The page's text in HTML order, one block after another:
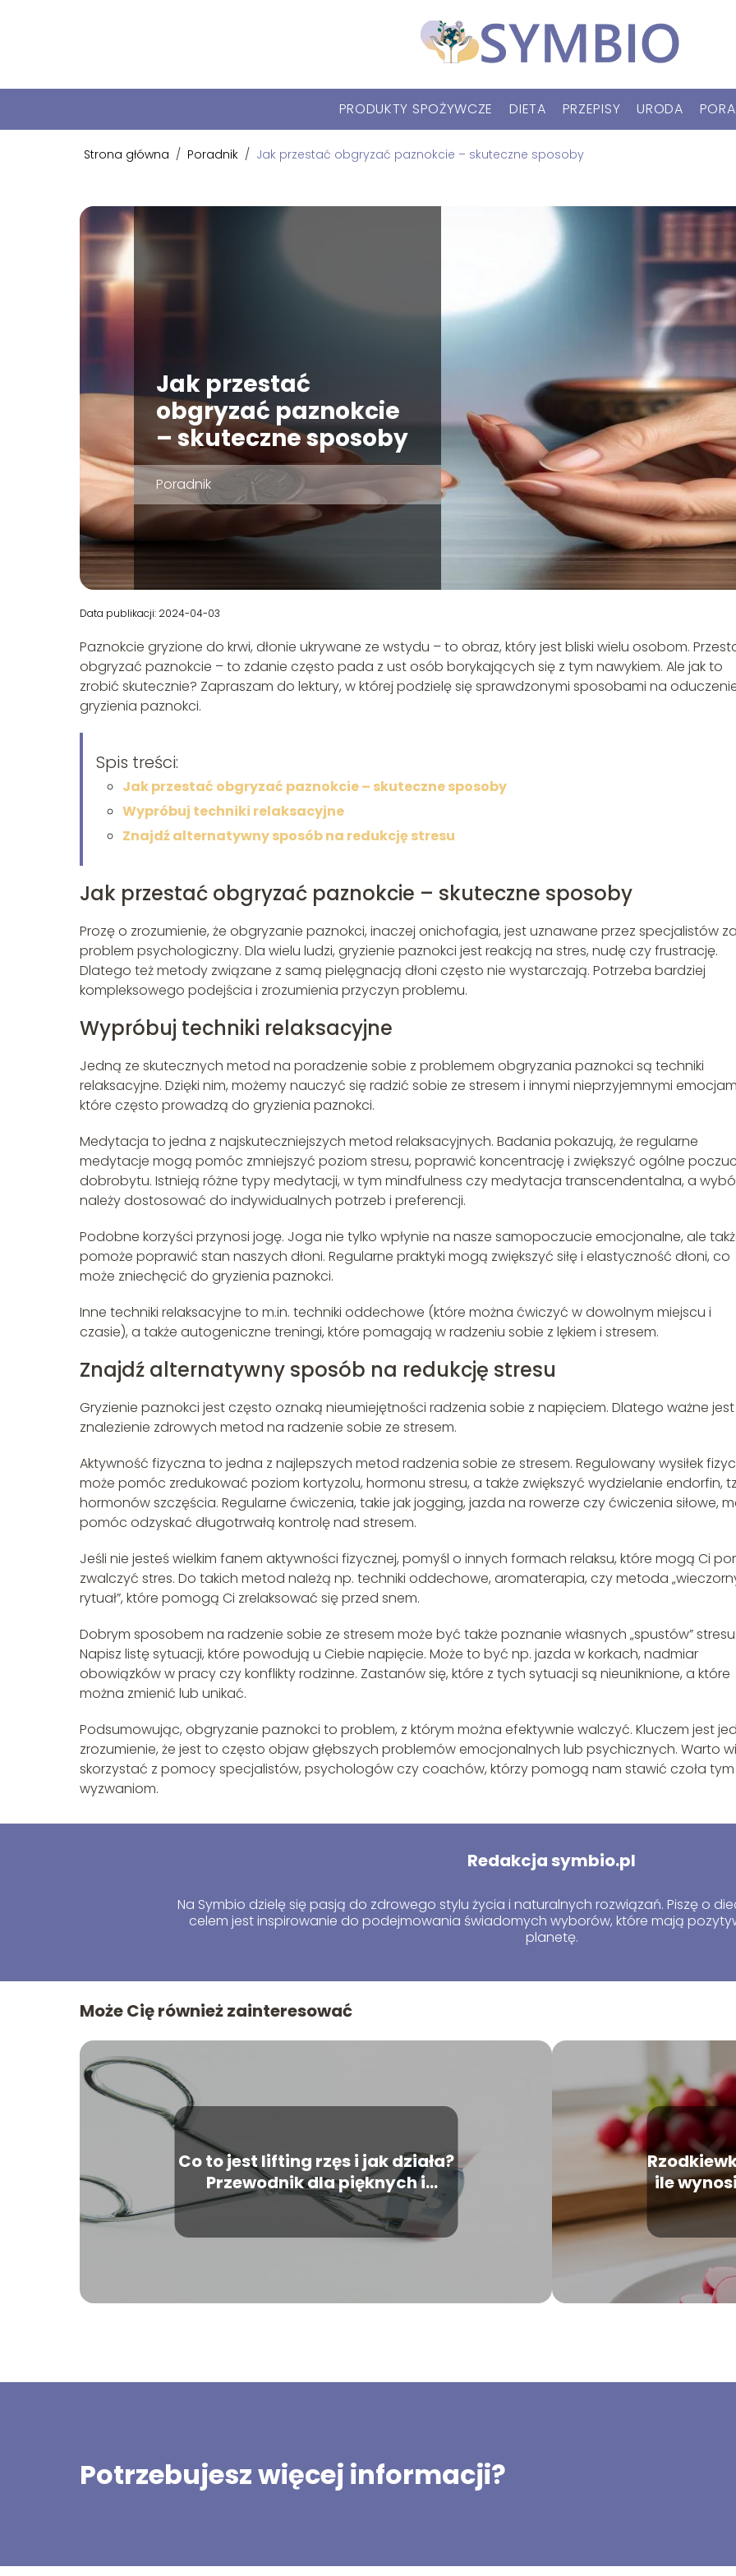
PRODUKTY SPOŻYWCZE DIETA PRZEPISY URODA
Strona główna / Poradnik / Jak przestać obgryzać paznokcie – skuteczne sposoby
Jak przestać
obgryzać paznokcie
– skuteczne sposoby
Poradnik
Data publikacji: 2024-04-03
Paznokcie gryzione do krwi, dłonie ukrywane ze wstydu – to obraz, który jest bliski wielu osobom.
obgryzać paznokcie – to zdanie często pada z ust osób borykających się z tym nawykiem. Ale jak to
zrobić skutecznie? Zapraszam do lektury, w której podzielę się sprawdzonymi sposobami na
gryzienia paznokci.
Spis treści:
Jak przestać obgryzać paznokcie – skuteczne sposoby
Wypróbuj techniki relaksacyjne
Znajdź alternatywny sposób na redukcję stresu
Jak przestać obgryzać paznokcie – skuteczne sposoby
Prozę o zrozumienie, że obgryzanie paznokci, inaczej onichofagia, jest uznawane przez specjalistów za
problem psychologiczny. Dla wielu ludzi, gryzienie paznokci jest reakcją na stres, nudę czy frustrację.
Dlatego też metody związane z samą pielęgnacją dłoni często nie wystarczają. Potrzeba bardziej
kompleksowego podejścia i zrozumienia przyczyn problemu.
Wypróbuj techniki relaksacyjne
Jedną ze skutecznych metod na poradzenie sobie z problemem obgryzania paznokci są techniki
relaksacyjne. Dzięki nim, możemy nauczyć się radzić sobie ze stresem i innymi nieprzyjemnymi
które często prowadzą do gryzienia paznokci.
Medytacja to jedna z najskuteczniejszych metod relaksacyjnych. Badania pokazują, że regularne
medytacje mogą pomóc zmniejszyć poziom stresu, poprawić koncentrację i zwiększyć ogólne
dobrobytu. Istnieją różne typy medytacji, w tym mindfulness czy medytacja transcendentalna, a
należy dostosować do indywidualnych potrzeb i preferencji.
Podobne korzyści przynosi jogę. Joga nie tylko wpłynie na nasze samopoczucie emocjonalne, ale
pomoże poprawić stan naszych dłoni. Regularne praktyki mogą zwiększyć siłę i elastyczność dłoni, co
może zniechęcić do gryzienia paznokci.
Inne techniki relaksacyjne to m.in. techniki oddechowe (które można ćwiczyć w dowolnym miejscu i
czasie), a także autogeniczne treningi, które pomagają w radzeniu sobie z lękiem i stresem.
Znajdź alternatywny sposób na redukcję stresu
Gryzienie paznokci jest często oznaką nieumiejętności radzenia sobie z napięciem. Dlatego ważne jest
znalezienie zdrowych metod na radzenie sobie ze stresem.
Aktywność fizyczna to jedna z najlepszych metod radzenia sobie ze stresem. Regulowany wysiłek
może pomóc zredukować poziom kortyzolu, hormonu stresu, a także zwiększyć wydzielanie endorfin,
hormonów szczęścia. Regularne ćwiczenia, takie jak jogging, jazda na rowerze czy ćwiczenia siłowe,
pomóc odzyskać długotrwałą kontrolę nad stresem.
Jeśli nie jesteś wielkim fanem aktywności fizycznej, pomyśl o innych formach relaksu, które mogą Ci
zwalczyć stres. Do takich metod należą np. techniki oddechowe, aromaterapia, czy metoda
rytuał”, które pomogą Ci zrelaksować się przed snem.
Dobrym sposobem na radzenie sobie ze stresem może być także poznanie własnych „spustów” stresu.
Napisz listę sytuacji, które powodują u Ciebie napięcie. Może to być np. jazda w korkach, nadmiar
obowiązków w pracy czy konflikty rodzinne. Zastanów się, które z tych sytuacji są nieuniknione, a które
można zmienić lub unikać.
Podsumowując, obgryzanie paznokci to problem, z którym można efektywnie walczyć. Kluczem jest
zrozumienie, że jest to często objaw głębszych problemów emocjonalnych lub psychicznych. Warto
skorzystać z pomocy specjalistów, psychologów czy coachów, którzy pomogą nam stawić czoła tym
wyzwaniom.
Redakcja symbio.pl
Na Symbio dzielę się pasją do zdrowego stylu życia i naturalnych rozwiązań. Piszę o
celem jest inspirowanie do podejmowania świadomych wyborów, które mają
planetę.
Może Cię również zainteresować
Co to jest lifting rzęs i jak działa?
Przewodnik dla pięknych i
długich rzęs
ile
Potrzebujesz więcej informacji?